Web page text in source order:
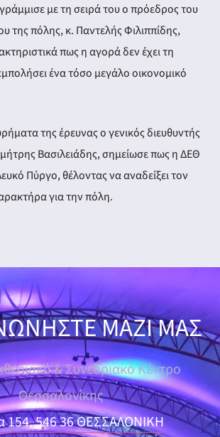
με τη σειρά του ο πρόεδρος του
της πόλης, κ. Παντελής Φιλιππίδης,
πως η αγορά δεν έχει τη
ένα τόσο μεγάλο οικονομικό
της έρευνας ο γενικός διευθυντής
Βασιλειάδης, σημείωσε πως η ΔΕΘ
Πύργο, θέλοντας να αναδείξει τον
για την πόλη.
ΜΑΖΙ ΜΑΣ
& Συνεδριακό Κέντρο
Θεσσαλονίκης
154, 546 36 ΘΕΣΣΑΛΟΝΙΚΗ